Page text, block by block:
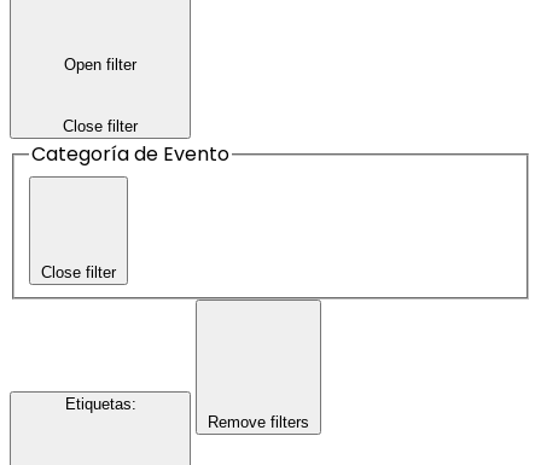
Open filter
Close filter
Categoría de Evento
Close filter
Etiquetas:
Remove filters